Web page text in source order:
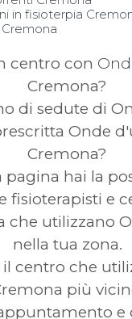
in fisioterpia
centro con
Cremona?
di sedute di
Onde
Cremona?
pagina hai la
fisioterapisti e
che utilizzano
nella tua zona.
centro che
più
e